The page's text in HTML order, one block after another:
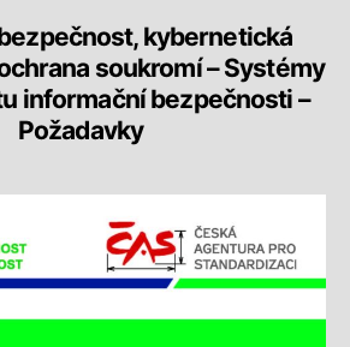
kybernetická
soukromí – Systémy
informační bezpečnosti –
Požadavky